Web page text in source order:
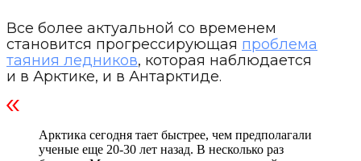
Все более актуальной со временем
становится прогрессирующая проблема
таяния ледников, которая наблюдается
и в Арктике, и в Антарктиде.
Арктика сегодня тает быстрее, чем предполагали
ученые еще 20-30 лет назад. В несколько раз